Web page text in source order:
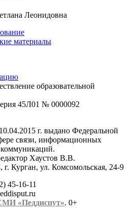
Леонидовна
материалы
образовательной
45Л01 № 0000092
г. выдано Федеральной
связи, информационных
Хаустов В.В.
г. Курган, ул. Комсомольская, 24-9
45-16-11
«Педдиспут». 0+